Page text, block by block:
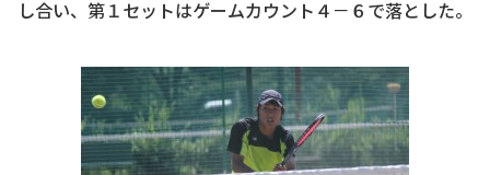
し合い、第１セットはゲームカウント４－６で落とした。